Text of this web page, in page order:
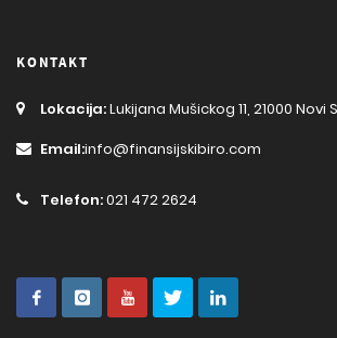
KONTAKT
Lokacija:Lukijana Mušickog 11, 21000 Novi
Email:info@finansijskibiro.com
Telefon:021 472 2624